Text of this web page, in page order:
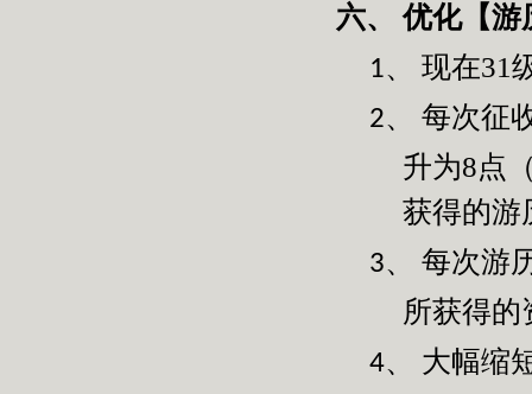
六、 优化【游
1、 现在31
2、
每次征
升为8点
获得的游
3、
每次游
所获得的
4、 大幅缩